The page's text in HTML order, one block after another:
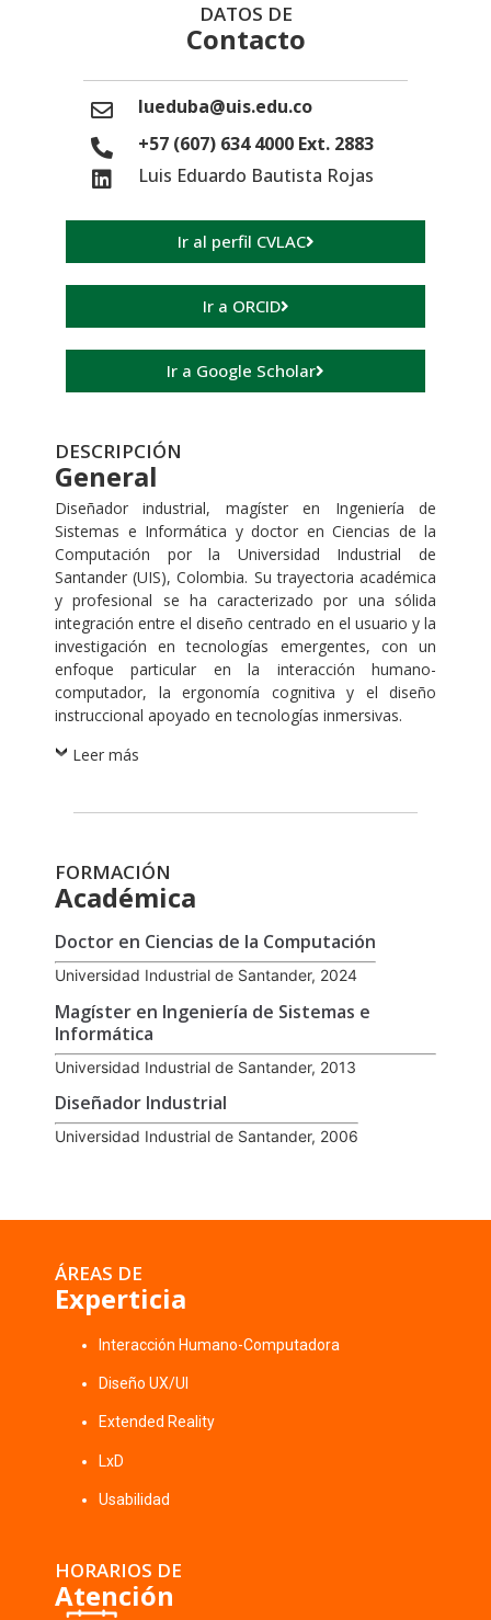
DATOS DE
Contacto
lueduba@uis.edu.co
+57 (607) 634 4000 Ext. 2883
Luis Eduardo Bautista Rojas
Ir al perfil CVLAC
Ir a ORCID
Ir a Google Scholar
DESCRIPCIÓN
General
Diseñador industrial, magíster en Ingeniería de
Sistemas e Informática y doctor en Ciencias de la
Computación por la Universidad Industrial de
Santander (UIS), Colombia. Su trayectoria académica
y profesional se ha caracterizado por una sólida
integración entre el diseño centrado en el usuario y la
investigación en tecnologías emergentes, con un
enfoque particular en la interacción humano-
computador, la ergonomía cognitiva y el diseño
instruccional apoyado en tecnologías inmersivas.
Leer más
FORMACIÓN
Académica
Doctor en Ciencias de la Computación
Universidad Industrial de Santander, 2024
Magíster en Ingeniería de Sistemas e
Informática
Universidad Industrial de Santander, 2013
Diseñador Industrial
Universidad Industrial de Santander, 2006
ÁREAS DE
Experticia
Interacción Humano-Computadora
Diseño UX/UI
Extended Reality
LxD
Usabilidad
HORARIOS DE
Atención